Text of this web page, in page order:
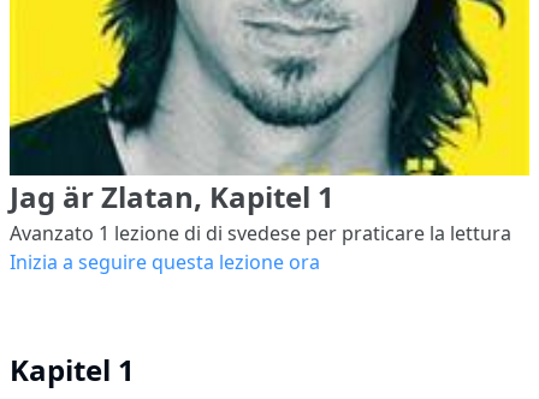
Jag är Zlatan, Kapitel 1
Avanzato 1 lezione di di svedese per praticare la lettura
Inizia a seguire questa lezione ora
Kapitel 1